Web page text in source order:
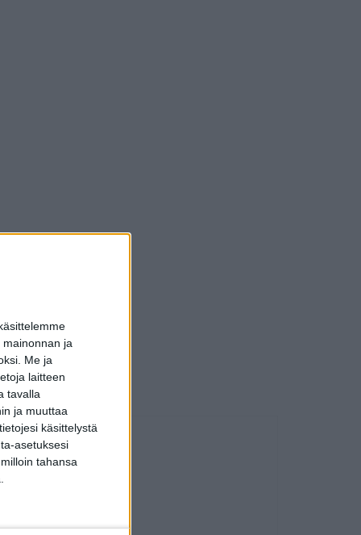
mainonnan ja
Me ja
laitteen
tavalla
ja muuttaa
käsittelystä
asetuksesi
tahansa